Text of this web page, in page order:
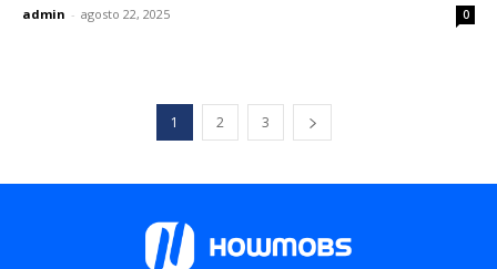
admin - agosto 22, 2025 0
1 2 3